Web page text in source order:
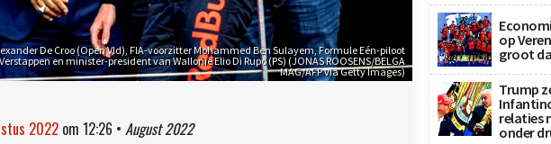
De Croo (Open Vld), FIA-voorzitter Mohammed Ben Sulayem, Formule Eén-piloot
en minister-president van Wallonië Elio Di Rupo (PS) (JONAS ROOSENS/BELGA
MAG/AFP via Getty Images)
2022 om 12:26 • August 2022
op
groot
Trump
relaties
onder